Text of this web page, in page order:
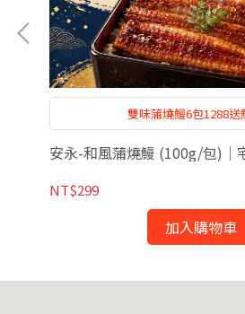
雙味蒲燒鰻6包1288送
安永-和風蒲燒鰻 (100g/包)｜
NT$299
加入購物車